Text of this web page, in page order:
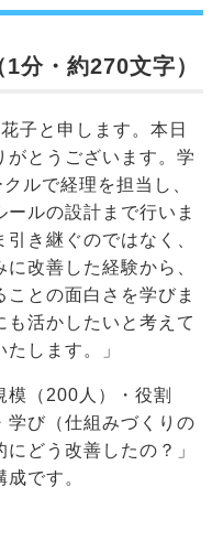
分・約270文字）
子と申します。本日
がとうございます。学
ルで経理を担当し、
ルの設計まで行いま
き継ぐのではなく、
改善した経験から、
との面白さを学びま
も活かしたいと考えて
します。」
模（200人）・役割
学び（仕組みづくりの
どう改善したの？」
です。